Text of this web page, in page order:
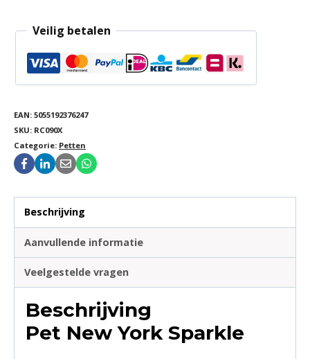
Veilig betalen
EAN: 5055192376247
SKU: RC090X
Categorie: Petten
Beschrijving
Aanvullende informatie
Veelgestelde vragen
Beschrijving
Pet New York Sparkle